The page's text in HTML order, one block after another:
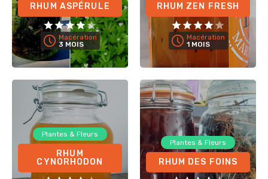
RHUM ASPÉRULE
Macération
3 MOIS
RHUM ZEN FRESH
Macération
1 MOIS
Plantes & Fleurs
RHUM
CYNORHODON
Plantes & Fleurs
RHUM DES FOINS